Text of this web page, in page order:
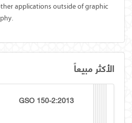
applications outside of graphic
الأكثر مبيعاً
GSO 150-2:2013